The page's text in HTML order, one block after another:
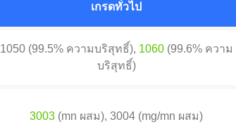
เกรดทั่วไป
1050 (99.5% ความบริสุทธิ์), 1060(99.6% ความ
บริสุทธิ์)
3003 (mn ผสม), 3004 (mg/mn ผสม)